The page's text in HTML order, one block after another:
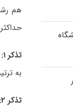
تذکر ۱:
به
تذکر ۲: